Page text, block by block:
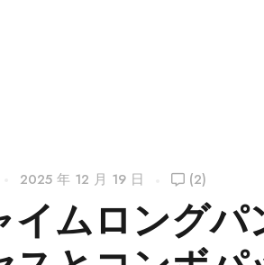
2025 年 12 月 19 日 (2)
イムロング